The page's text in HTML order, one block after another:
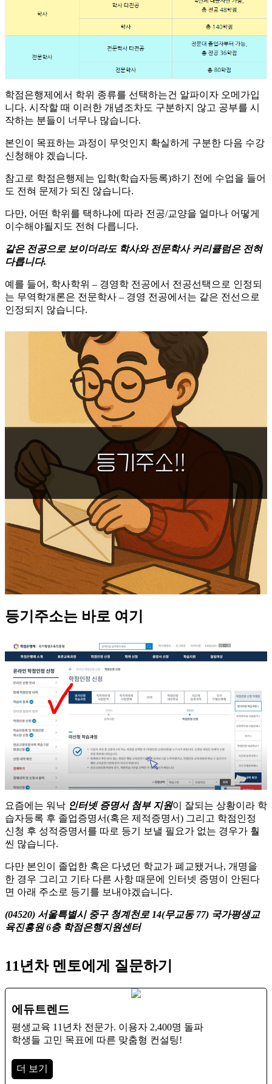
학점은행제에서 학위 종류를 선택하는건 알파이자 오메가입
니다. 시작할 때 이러한 개념조차도 구분하지 않고 공부를 시
작하는 분들이 너무나 많습니다.
​본인이 목표하는 과정이 무엇인지 확실하게 구분한 다음 수강
신청해야 겠습니다.
​참고로 학점은행제는 입학(학습자등록)하기 전에 수업을 들어
도 전혀 문제가 되진 않습니다.
​다만, 어떤 학위를 택하냐에 따라 전공/교양을 얼마나 어떻게
이수해야될지도 전혀 다릅니다.
같은 전공으로 보이더라도 학사와 전문학사 커리큘럼은 전혀
다릅니다.
​예를 들어, 학사학위 – 경영학 전공에서 전공선택으로 인정되
는 무역학개론은 전문학사 – 경영 전공에서는 같은 전선으로
인정되지 않습니다.
등기주소는 바로 여기
요즘에는 워낙 인터넷 증명서 첨부 지원이 잘되는 상황이라 학
습자등록 후 졸업증명서(혹은 제적증명서) 그리고 학점인정
신청 후 성적증명서를 따로 등기 보낼 필요가 없는 경우가 훨
씬 많습니다.
다만 본인이 졸업한 혹은 다녔던 학교가 폐교됐거나, 개명을
한 경우 그리고 기타 다른 사항 때문에 인터넷 증명이 안된다
면 아래 주소로 등기를 보내야겠습니다.
(04520) 서울특별시 중구 청계천로 14(무교동 77) 국가평생교
육진흥원 6층 학점은행지원센터
11년차 멘토에게 질문하기
에듀트렌드
평생교육 11년차 전문가. 이용자 2,400명 돌파
학생들 고민 목표에 따른 맞춤형 컨설팅!
더 보기